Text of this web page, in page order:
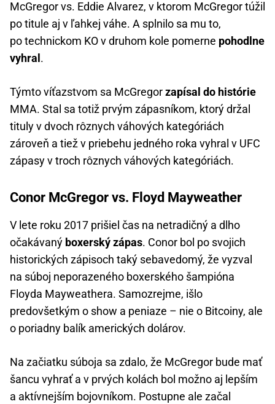
McGregor vs. Eddie Alvarez, v ktorom McGregor túžil
po titule aj v ľahkej váhe. A splnilo sa mu to,
po technickom KO v druhom kole pomerne pohodlne
vyhral .
Týmto víťazstvom sa McGregorzapísal do histórie
MMA. Stal sa totiž prvým zápasníkom, ktorý držal
tituly v dvoch rôznych váhových kategóriách
zároveň a tiež v priebehu jedného roka vyhral v UFC
zápasy v troch rôznych váhových kategóriách.
Conor McGregor vs. Floyd Mayweather
V lete roku 2017 prišiel čas na netradičný a dlho
očakávaný boxerský zápas. Conor bol po svojich
historických zápisoch taký sebavedomý, že vyzval
na súboj neporazeného boxerského šampióna
Floyda Mayweathera. Samozrejme, išlo
predovšetkým o show a peniaze – nie o Bitcoiny, ale
o poriadny balík amerických dolárov.
Na začiatku súboja sa zdalo, že McGregor bude mať
šancu vyhrať a v prvých kolách bol možno aj lepším
a aktívnejším bojovníkom. Postupne ale začal